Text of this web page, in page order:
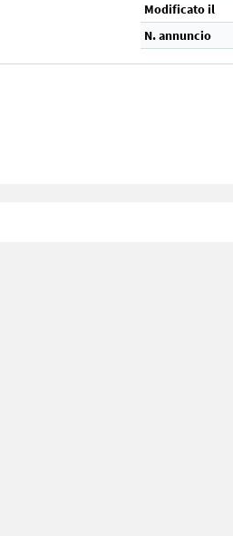
Modificato il
N. annuncio